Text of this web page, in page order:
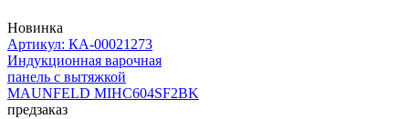
Новинка
Артикул: КА-00021273
Индукционная варочная
панель с вытяжкой
MAUNFELD MIHC604SF2BK
предзаказ